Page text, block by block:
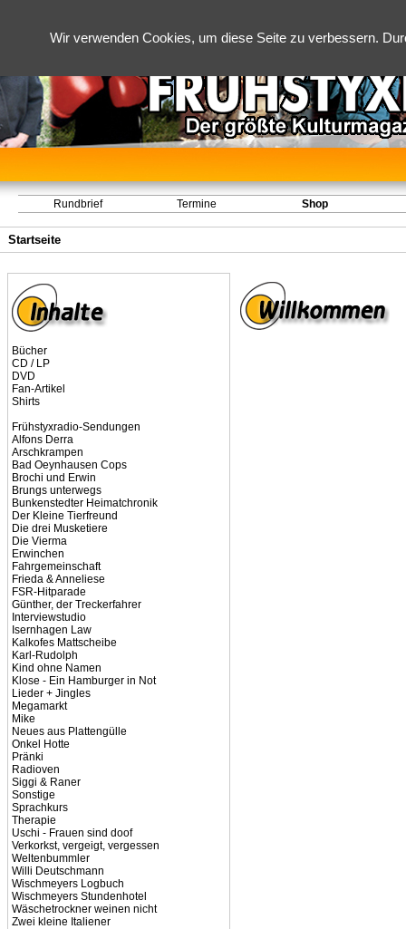
Wir verwenden Cookies, um diese Seite zu verbessern.
Rundbrief Termine Shop
Startseite
Bücher
CD / LP
DVD
Fan-Artikel
Shirts
Frühstyxradio-Sendungen
Alfons Derra
Arschkrampen
Bad Oeynhausen Cops
Brochi und Erwin
Brungs unterwegs
Bunkenstedter Heimatchronik
Der Kleine Tierfreund
Die drei Musketiere
Die Vierma
Erwinchen
Fahrgemeinschaft
Frieda & Anneliese
FSR-Hitparade
Günther, der Treckerfahrer
Interviewstudio
Isernhagen Law
Kalkofes Mattscheibe
Karl-Rudolph
Kind ohne Namen
Klose - Ein Hamburger in Not
Lieder + Jingles
Megamarkt
Mike
Neues aus Plattengülle
Onkel Hotte
Pränki
Radioven
Siggi & Raner
Sonstige
Sprachkurs
Therapie
Uschi - Frauen sind doof
Verkorkst, vergeigt, vergessen
Weltenbummler
Willi Deutschmann
Wischmeyers Logbuch
Wischmeyers Stundenhotel
Wäschetrockner weinen nicht
Zwei kleine Italiener